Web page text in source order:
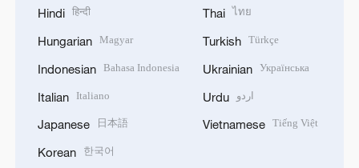
Hindi हिन्दी
Hungarian Magyar
Indonesian Bahasa Indonesia
Italian Italiano
Japanese 日本語
Korean 한국어
Thai ไทย
Turkish Türkçe
Ukrainian Українська
Urdu اردو
Vietnamese Tiếng Việt